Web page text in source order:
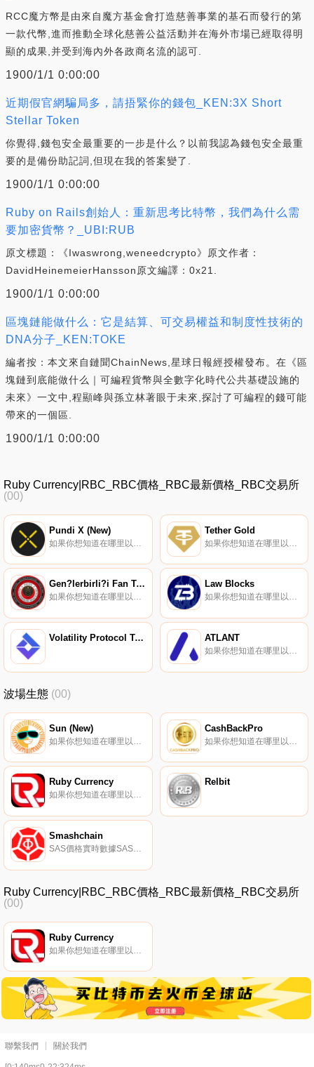
RCC魔方幣是由來自魔方基金會打造慈善事業的基石而發行的第
一款代幣,進而推動全球化慈善公益活動并在海外市場已經取得明
顯的成果,并受到海內外各政商名流的認可.
1900/1/1 0:00:00
近期假官網騙局多，請捂緊你的錢包_KEN:3X Short
Stellar Token
你覺得,錢包安全最重要的一步是什么？以前我認為錢包安全最重
要的是備份助記詞,但現在我的答案變了.
1900/1/1 0:00:00
Ruby on Rails創始人：重新思考比特幣，我們為什么需
要加密貨幣？_UBI:RUB
原文標題：《Iwaswrong,weneedcrypto》原文作者：
DavidHeinemeierHansson原文編譯：0x21.
1900/1/1 0:00:00
區塊鏈能做什么：它是結算、可交易權益和制度性技術的
DNA分子_KEN:TOKE
編者按：本文來自鏈聞ChainNews,星球日報經授權發布。在《區
塊鏈到底能做什么｜可編程貨幣與全數字化時代公共基礎設施的
未來》一文中,程顯峰與孫立林著眼于未來,探討了可編程的錢可能
帶來的一個區.
1900/1/1 0:00:00
Ruby Currency|RBC_RBC價格_RBC最新價格_RBC交易所
(00)
Pundi X (New) Tether Gold
Gen?lerbirli?i Fan Token
如果你想知道在哪里以當前價格購買Gen?lerGBSKrli?i Fan Token,目前交易{Gen?lerGBSKrli?i Fan Token]股票的頂級加密貨幣交易所是比特幣TR。您可以在我們的加密貨幣交易所頁面上找到其他列表.
Law Blocks
如果你想知道在哪里以當前價格購買Law Blocks,目前交易{Law Blocks]股票的頂級加密貨幣交易所是Bitrue和BitMart。您可以在我們的加密貨幣交易所頁面上找到其他列表.
Volatility Protocol Token ATLANT
如果你想知道在哪里以當前價格購買ATLANT,目前交易{ATLANT]股票的頂級加密貨幣交易所是YoBit和Mercatox。您可以在我們的加密貨幣交易所頁面上找到其他列表。ATLANT（ATL）是一種加密貨幣,在以太坊平臺上運行.
波場生態 (00)
Sun (New) CashBackPro
Ruby Currency
如果你想知道在哪里以當前價格購買Ruby Currency,目前交易{Ruby Currency]股票的頂級加密貨幣交易所是VinDAX。您可以在我們的加密貨幣交易所頁面上找到其他列表。Ruby Currency是一種ERC20代幣,具有獨特的推薦和持有計劃.
Relbit
Smashchain
SAS價格實時數據SAS代幣是Smash生態系統的基本組成部分。
Ruby Currency|RBC_RBC價格_RBC最新價格_RBC交易所
(00)
Ruby Currency
聯繫我們 關於我們